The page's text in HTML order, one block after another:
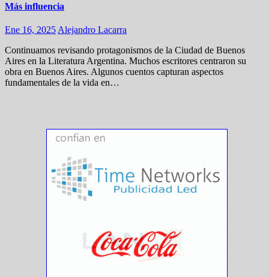
Más influencia
Ene 16, 2025 Alejandro Lacarra
Continuamos revisando protagonismos de la Ciudad de Buenos
Aires en la Literatura Argentina. Muchos escritores centraron su
obra en Buenos Aires. Algunos cuentos capturan aspectos
fundamentales de la vida en…